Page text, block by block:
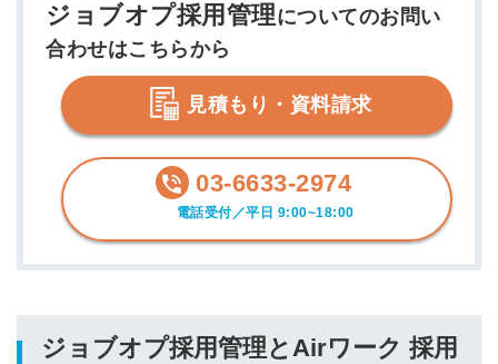
ジョブオプ採用管理についてのお問い
合わせはこちらから
見積もり・資料請求
03-6633-2974
電話受付／平日 9:00~18:00
ジョブオプ採用管理とAirワーク 採用